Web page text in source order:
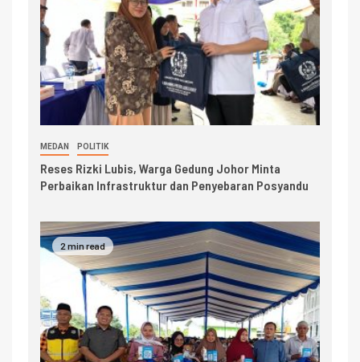
MEDAN POLITIK
Reses Rizki Lubis, Warga Gedung Johor Minta
Perbaikan Infrastruktur dan Penyebaran Posyandu
2 min read